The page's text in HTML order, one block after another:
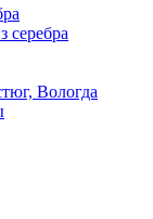
серебра
Вологда